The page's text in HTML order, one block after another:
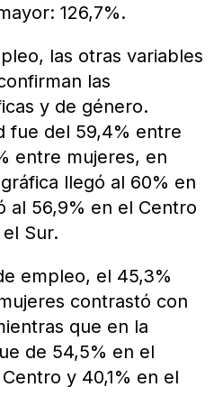
126,7%.
las otras variables
las
y de género.
fue del 59,4% entre
entre mujeres, en
llegó al 60% en
al 56,9% en el Centro
Sur.
empleo, el 45,3%
contrastó con
que en la
de 54,5% en el
y 40,1% en el